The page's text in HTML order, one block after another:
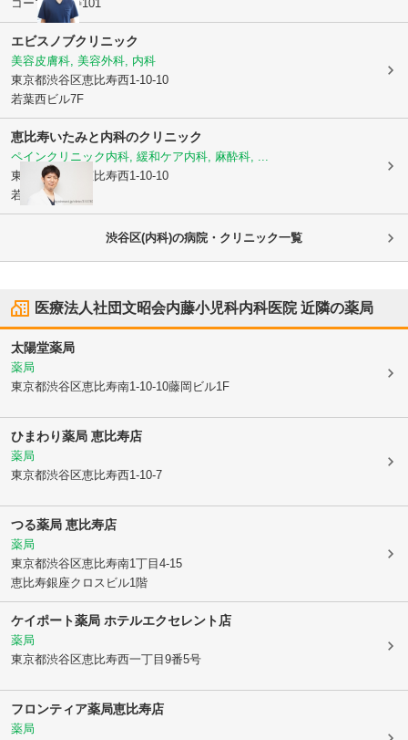
コープ恵比寿101
エビスノブクリニック
美容皮膚科, 美容外科, 内科
東京都渋谷区恵比寿西1-10-10
若葉西ビル7F
恵比寿いたみと内科のクリニック
ペインクリニック内科, 緩和ケア内科, 麻酔科, ...
東京都渋谷区
恵比寿西1-10-10
若葉西ビル6階
渋谷区(内科)の病院・クリニック一覧
医療法人社団文昭会内藤小児科内科医院近隣の薬局
太陽堂薬局
薬局
東京都渋谷区恵比寿南1-10-10藤岡ビル1F
ひまわり薬局 恵比寿店
薬局
東京都渋谷区恵比寿西1-10-7
つる薬局 恵比寿店
薬局
東京都渋谷区恵比寿南1丁目4-15
恵比寿銀座クロスビル1階
ケイポート薬局 ホテルエクセレント店
薬局
東京都渋谷区恵比寿西一丁目9番5号
フロンティア薬局恵比寿店
薬局